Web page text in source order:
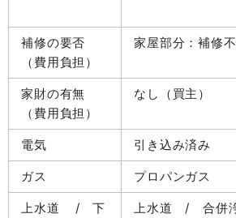
補修の要否
（費用負担）
家屋部分：補修
家財の有無
（費用負担）
なし（買主）
電気 引き込み済み
ガス プロパンガス
上水道 / 下
上水道 / 合併